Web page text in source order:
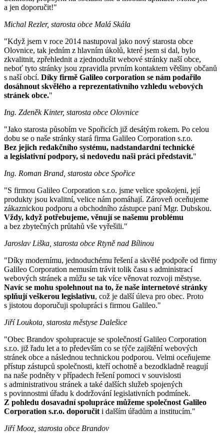
a jen doporučit!"
Michal Rezler, starosta obce Malá Skála
"Když jsem v roce 2014 nastupoval jako nový starosta obce
Olovnice, tak jedním z hlavním úkolů, které jsem si dal, bylo
zkvalitnit, zpřehlednit a zjednodušit webové stránky naší obce,
neboť tyto stránky jsou zpravidla prvním kontaktem většiny občanů
s naší obcí. Díky firmě Galileo corporation se nám podařilo
dosáhnout skvělého a reprezentativního vzhledu webových
stránek obce."
Ing. Zdeněk Kinter, starosta obce Olovnice
"Jako starosta působím ve Spořicích již desátým rokem. Po celou
dobu se o naše stránky stará firma Galileo Corporation s.r.o.
Bez jejich redakčního systému, nadstandardní technické
a legislativní podpory, si nedovedu naši práci představit."
Ing. Roman Brand, starosta obce Spořice
"S firmou Galileo Corporation s.r.o. jsme velice spokojeni, její
produkty jsou kvalitní, velice nám pomáhají. Zároveň oceňujeme
zákaznickou podporu a obchodního zástupce paní Mgr. Dubskou.
Vždy, když potřebujeme, věnují se našemu problému
a bez zbytečných průtahů vše vyřešili."
Jaroslav Liška, starosta obce Rtyně nad Bílinou
"Díky modernímu, jednoduchému řešení a skvělé podpoře od firmy
Galileo Corporation nemusím trávit tolik času s administrací
webových stránek a můžu se tak více věnovat rozvoji městyse.
Navíc se mohu spolehnout na to, že naše internetové stránky
splňují veškerou legislativu, což je další úleva pro obec. Proto
s jistotou doporučuji spolupráci s firmou Galileo."
Jiří Loukota, starosta městyse Dalešice
"Obec Brandov spolupracuje se společností Galileo Corporation
s.r.o. již řadu let a to především co se týče zajištění webových
stránek obce a následnou technickou podporou. Velmi oceňujeme
přístup zástupců společnosti, kteří ochotně a bezodkladně reagují
na naše podněty v případech řešení pomoci v souvislosti
s administrativou stránek a také dalších služeb spojených
s povinnostmi úřadu k dodržování legislativních podmínek.
Z pohledu dosavadní spolupráce můžeme společnost Galileo
Corporation s.r.o. doporučit i dalším úřadům a institucím."
Jiří Mooz, starosta obce Brandov